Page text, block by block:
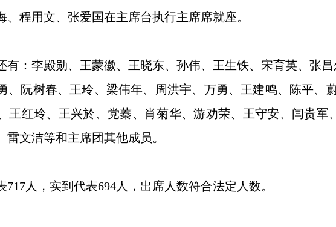
、程用文、张爱国在主席台执行主席席就座。
有：李殿勋、王蒙徽、王晓东、孙伟、王生铁、宋育英、张
、阮树春、王玲、梁伟年、周洪宇、万勇、王建鸣、陈平、
王红玲、王兴於、党蓁、肖菊华、游劝荣、王守安、闫贵
文洁等和主席团其他成员。
717人，实到代表694人，出席人数符合法定人数。